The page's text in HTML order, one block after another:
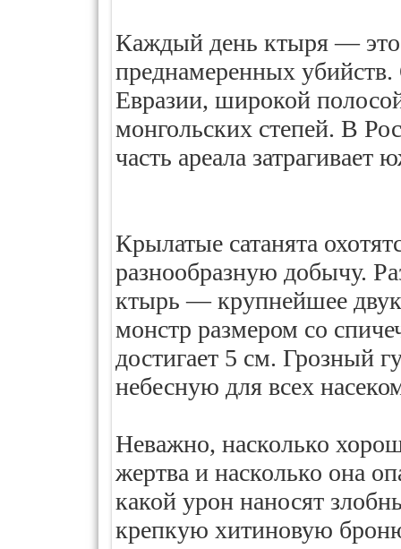
Каждый день ктыря — это
преднамеренных
Евразии, широкой
монгольских степей. В
часть ареала
Крылатые сатанята
разнообразную добычу.
ктырь — крупнейшее
монстр размером со
достигает 5 см. Грозный
небесную для всех
Неважно, насколько
жертва и насколько она
какой урон наносят
крепкую хитиновую